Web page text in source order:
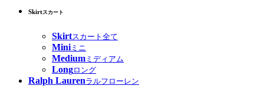
Skirtスカート
Skirtスカート全て
Miniミニ
Medium ミディアム
Longロング
Ralph Laurenラルフローレン